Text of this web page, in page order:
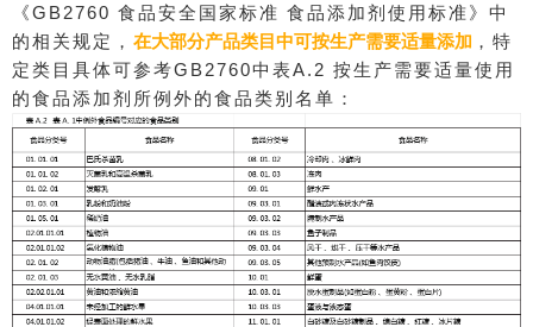
《GB2760 食品安全国家标准 食品添加剂使用标准》中
的相关规定， 在大部分产品类目中可按生产需要适量添加 ，特
定类目具体可参考GB2760中表A.2 按生产需要适量使用
的食品添加剂所例外的食品类别名单：